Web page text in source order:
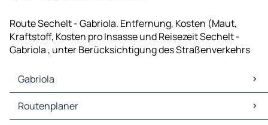
Route Sechelt - Gabriola. Entfernung, Kosten (Maut,
Kraftstoff, Kosten pro Insasse und Reisezeit Sechelt -
Gabriola , unter Berücksichtigung des Straßenverkehrs
Gabriola
Gabriola Karten Stadtplan
Gabriola Verkehr
Routenplaner